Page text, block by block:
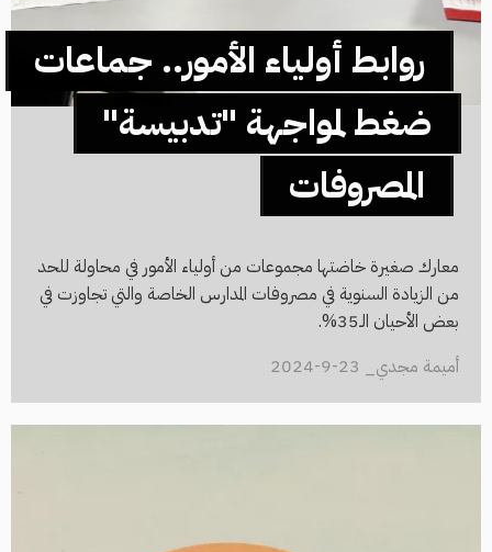
روابط أولياء الأمور.. جماعات
ضغط لمواجهة "تدبيسة"
المصروفات
معارك صغيرة خاضتها مجموعات من أولياء الأمور في محاولة للحد
من الزيادة السنوية في مصروفات المدارس الخاصة والتي تجاوزت في
بعض الأحيان الـ35%.
أميمة مجدي_ 23-9-2024